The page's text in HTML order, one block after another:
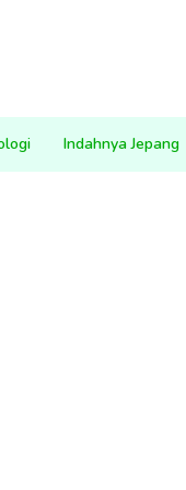
Indahnya Jepang